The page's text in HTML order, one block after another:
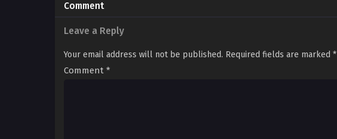
Comment
Leave a Reply
Your email address will not be published. Required fields are marked *
Comment *